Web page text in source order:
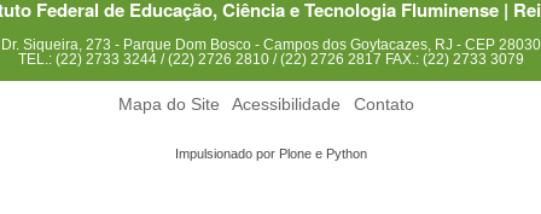
Federal de Educação, Ciência e Tecnologia Fluminense |
Dr. Siqueira, 273 - Parque Dom Bosco - Campos dos Goytacazes, RJ - CEP
TEL.: (22) 2733 3244 / (22) 2726 2810 / (22) 2726 2817 FAX.: (22) 2733 3079
Mapa do Site Acessibilidade Contato
Impulsionado por Plone e Python